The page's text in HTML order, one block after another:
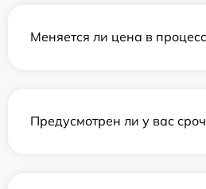
Меняется ли цена в
Предусмотрен ли у вас